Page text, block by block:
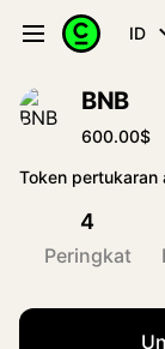
ID
BNB
600.00$
Token pertukaran
4
Peringkat